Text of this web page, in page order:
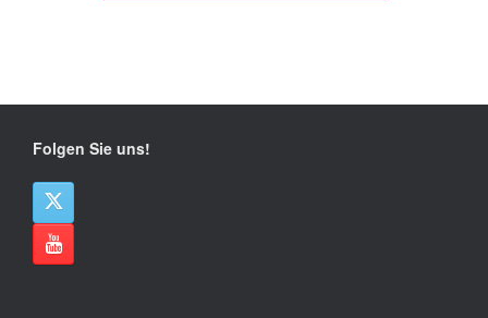
Folgen Sie uns!